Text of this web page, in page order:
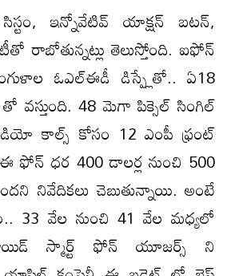
ఇన్నోవేటివ్ యాక్షన్ బటన్,
రాబోతున్నట్లు తెలుస్తోంది. ఐఫోన్
ఓఎల్ఈడీ డిస్ప్లేతో.. ఏ18
48 మెగా పిక్సెల్ సింగిల్
కాల్స్ కోసం 12 ఎంపీ ఫ్రంట్
ఫోన్ ధర 400 డాలర్ల నుంచి 500
నివేదికలు చెబుతున్నాయి. అంటే
33 వేల నుంచి 41 వేల మధ్యలో
స్మార్ట్ ఫోన్ యూజర్స్ ని